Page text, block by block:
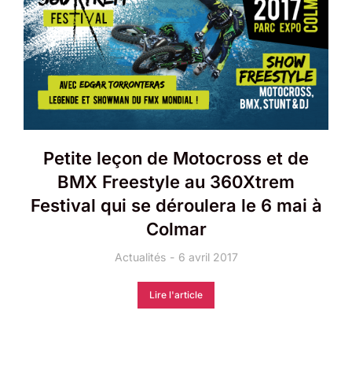
Petite leçon de Motocross et de
BMX Freestyle au 360Xtrem
Festival qui se déroulera le 6 mai à
Colmar
Actualités 6 avril 2017
Lire l'article